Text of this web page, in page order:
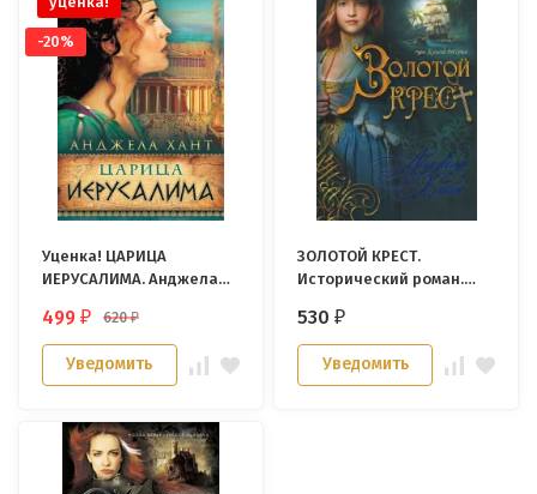
-20%
Уценка! ЦАРИЦА
ИЕРУСАЛИМА. Анджела
499₽ 620₽
Уведомить
ЗОЛОТОЙ КРЕСТ.
Исторический роман.
530₽
Уведомить